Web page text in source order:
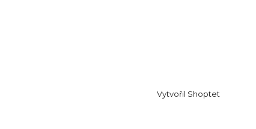
Vytvořil Shoptet